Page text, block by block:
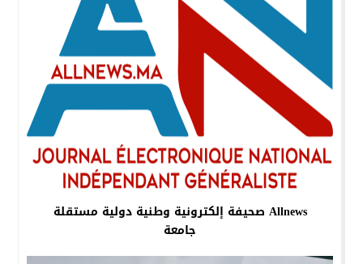
Allnews صحيفة إلكترونية وطنية دولية مستقلة
جامعة